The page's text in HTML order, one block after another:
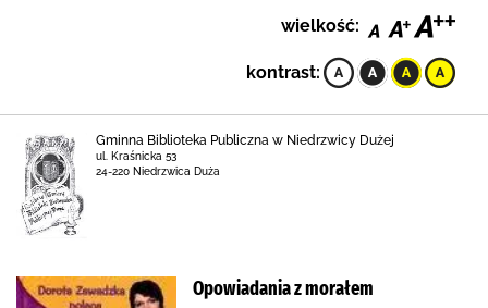
wielkość:
kontrast:
Gminna Biblioteka Publiczna w Niedrzwicy Dużej
ul. Kraśnicka 53
24-220 Niedrzwica Duża
Opowiadania z morałem